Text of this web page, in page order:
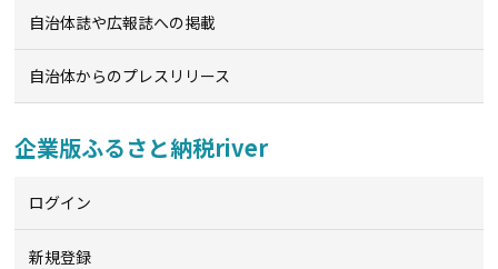
自治体誌や広報誌への掲載
自治体からのプレスリリース
企業版ふるさと納税river
ログイン
新規登録